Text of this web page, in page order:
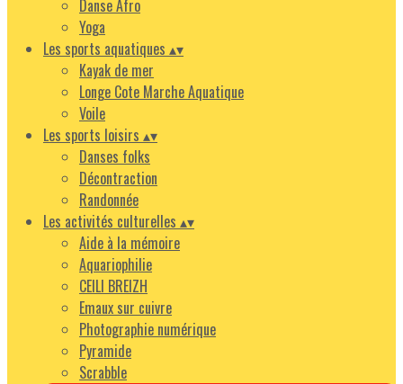
Danse Afro
Yoga
Les sports aquatiques ▴▾
Kayak de mer
Longe Cote Marche Aquatique
Voile
Les sports loisirs ▴▾
Danses folks
Décontraction
Randonnée
Les activités culturelles ▴▾
Aide à la mémoire
Aquariophilie
CEILI BREIZH
Emaux sur cuivre
Photographie numérique
Pyramide
Scrabble